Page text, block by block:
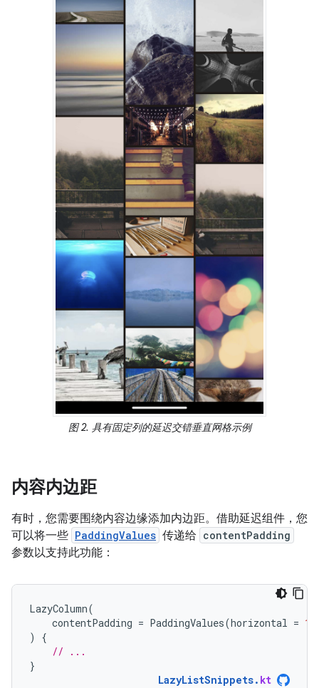
图 2. 具有固定列的延迟交错垂直网格示例
内容内边距
有时，您需要围绕内容边缘添加内边距。借助延迟组件，您
可以将一些 PaddingValues 传递给 contentPadding
参数以支持此功能：
LazyColumn(
contentPadding = PaddingValues(horizontal =
)
{
// ...
}
LazyListSnippets. kt